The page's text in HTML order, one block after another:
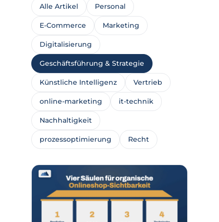
Alle Artikel Personal
E-Commerce Marketing
Digitalisierung
Geschäftsführung & Strategie
Künstliche Intelligenz Vertrieb
online-marketing it-technik
Nachhaltigkeit
prozessoptimierung Recht